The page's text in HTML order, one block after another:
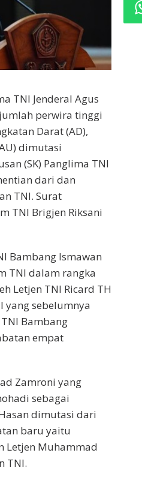
TNI Jenderal Agus
perwira tinggi
Darat (AD),
dimutasi
(SK) Panglima TNI
dari dan
TNI. Surat
TNI Brigjen Riksani
Bambang Ismawan
TNI dalam rangka
Letjen TNI Ricard TH
yang sebelumnya
Bambang
empat
Zamroni yang
sebagai
dimutasi dari
baru yaitu
Letjen Muhammad
TNI.